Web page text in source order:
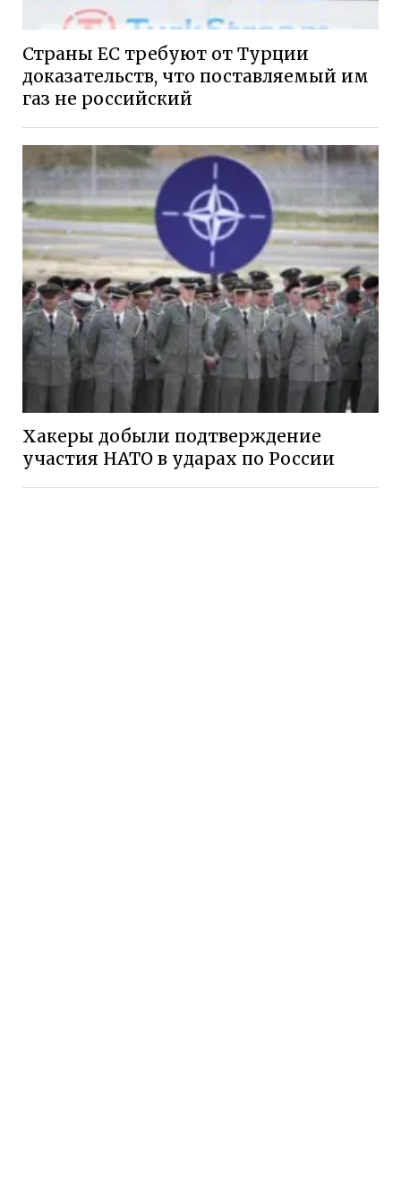
Страны ЕС требуют от Турции
доказательств, что поставляемый им
газ не российский
Хакеры добыли подтверждение
участия НАТО в ударах по России